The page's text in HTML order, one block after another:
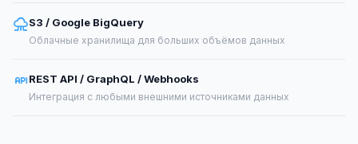
S3 / Google BigQuery
Облачные хранилища для больших объёмов данных
REST API / GraphQL / Webhooks
Интеграция с любыми внешними источниками данных